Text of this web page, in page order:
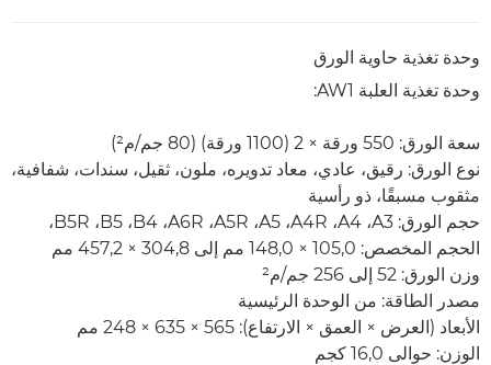
وحدة تغذية حاوية الورق
وحدة تغذية العلبة AW1:
سعة الورق: 550 ورقة × 2 (1100 ورقة) (80 جم/م²)
نوع الورق: رقيق، عادي، معاد تدويره، ملون، ثقيل، سندات، شفافية،
مثقوب مسبقًا، ذو رأسية
حجم الورق: A3‏، A4‏، A4R‏، A5، ‏A5R‏، A6R‏، B4‏، B5،‏ B5R‏،
الحجم المخصص: 105,0 × 148,0 مم إلى 304,8 × 457,2 مم
وزن الورق: 52 إلى 256 جم/م²
مصدر الطاقة: من الوحدة الرئيسية
الأبعاد (العرض × العمق × الارتفاع): 565 × 635 × 248 مم
الوزن: حوالى 16,0 كجم